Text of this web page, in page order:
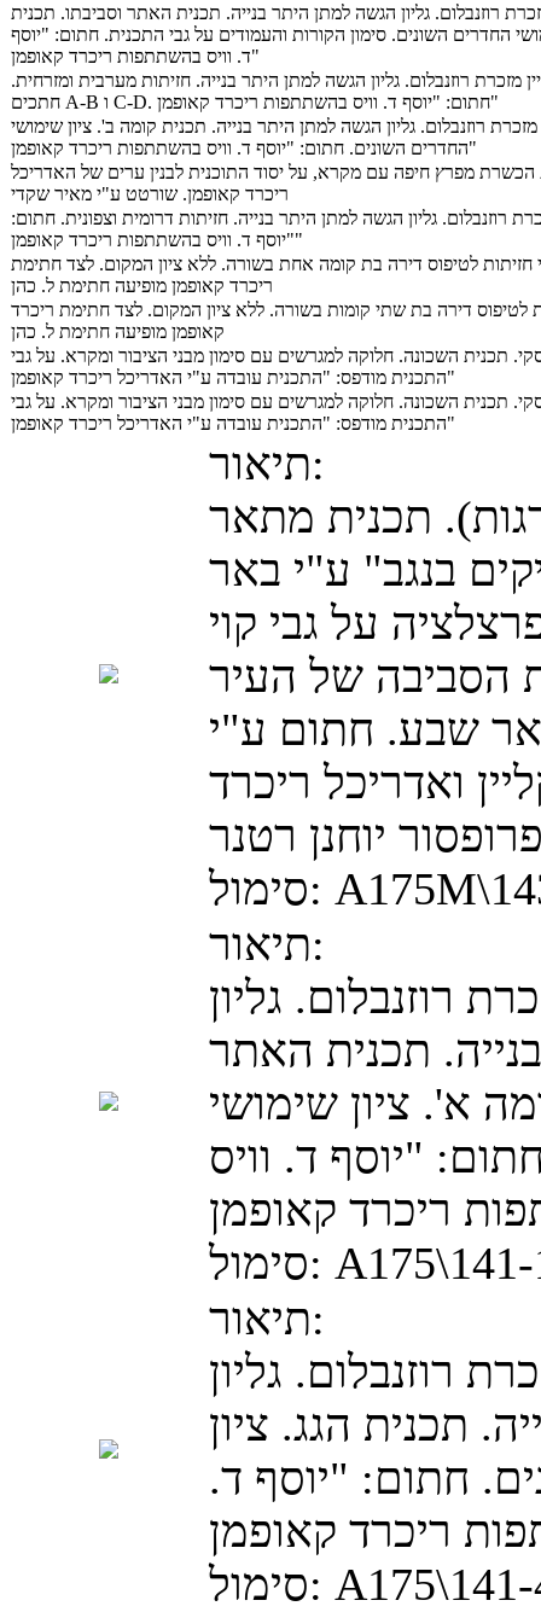
רוזנבלום. גליון הגשה למתן היתר בנייה. תכנית האתר וסביבתו. תכנית
החדרים השונים. סימון הקורות והעמודים על גבי התכנית. חתום: "יוסף
ד. וויס בהשתתפות ריכרד קאופמן"
מזכרת רוזנבלום. גליון הגשה למתן היתר בנייה. חזיתות מערבית ומזרחית.
חתכים A-B ו C-D. חתום: "יוסף ד. וויס בהשתתפות ריכרד קאופמן"
מזכרת רוזנבלום. גליון הגשה למתן היתר בנייה. תכנית קומה ב'. ציון שימושי
החדרים השונים. חתום: "יוסף ד. וויס בהשתתפות ריכרד קאופמן"
הכשרת מפרץ חיפה עם מקרא, על יסוד התוכנית לבנין ערים של האדריכל
ריכרד קאופמן. שורטט ע"י מאיר שקדי
רוזנבלום. גליון הגשה למתן היתר בנייה. חזיתות דרומית וצפונית. חתום:
"יוסף ד. וויס בהשתתפות ריכרד קאופמן"
חזיתות לטיפוס דירה בת קומה אחת בשורה. ללא ציון המקום. לצד חתימת
ריכרד קאופמן מופיעה חתימת ל. כהן
לטיפוס דירה בת שתי קומות בשורה. ללא ציון המקום. לצד חתימת ריכרד
קאופמן מופיעה חתימת ל. כהן
תכנית השכונה. חלוקה למגרשים עם סימון מבני הציבור ומקרא. על גבי
התכנית מודפס: "התכנית עובדה ע"י האדריכל ריכרד קאופמן"
תכנית השכונה. חלוקה למגרשים עם סימון מבני הציבור ומקרא. על גבי
התכנית מודפס: "התכנית עובדה ע"י האדריכל ריכרד קאופמן"
תיאור:
תכנית מתאר
בנגב" ע"י באר
על גבי קוי
הסביבה של העיר
שבע. חתום ע"י
ואדריכל ריכרד
יוחנן רטנר
סימול:
תיאור:
רוזנבלום. גליון
תכנית האתר
א'. ציון שימושי
"יוסף ד. וויס
סימול:
תיאור:
רוזנבלום. גליון
תכנית הגג. ציון
חתום: "יוסף ד.
סימול: